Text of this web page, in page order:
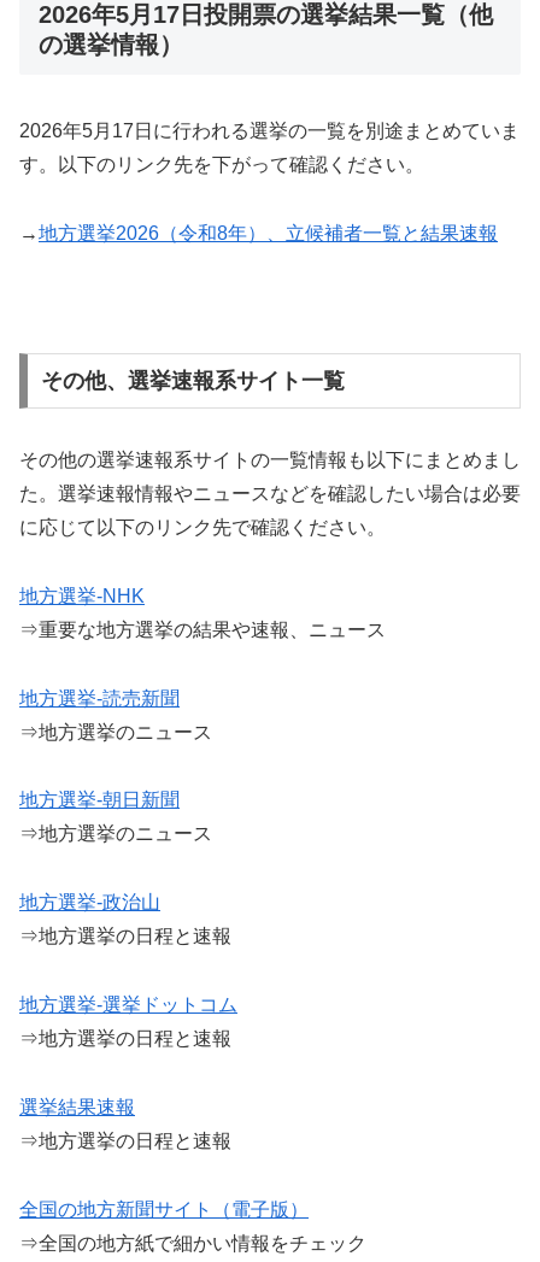
2026年5月17日投開票の選挙結果一覧（他
の選挙情報）
2026年5月17日に行われる選挙の一覧を別途まとめていま
す。以下のリンク先を下がって確認ください。
→地方選挙2026（令和8年）、立候補者一覧と結果速報
その他、選挙速報系サイト一覧
その他の選挙速報系サイトの一覧情報も以下にまとめまし
た。選挙速報情報やニュースなどを確認したい場合は必要
に応じて以下のリンク先で確認ください。
地方選挙-NHK
⇒重要な地方選挙の結果や速報、ニュース
地方選挙-読売新聞
⇒地方選挙のニュース
地方選挙-朝日新聞
⇒地方選挙のニュース
地方選挙-政治山
⇒地方選挙の日程と速報
地方選挙-選挙ドットコム
⇒地方選挙の日程と速報
選挙結果速報
⇒地方選挙の日程と速報
全国の地方新聞サイト（電子版）
⇒全国の地方紙で細かい情報をチェック